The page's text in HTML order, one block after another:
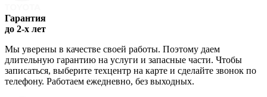
Гарантия
до 2-х лет
Мы уверены в качестве своей работы. Поэтому даем
длительную гарантию на услуги и запасные части. Чтобы
записаться, выберите техцентр на карте и сделайте звонок по
телефону. Работаем ежедневно, без выходных.